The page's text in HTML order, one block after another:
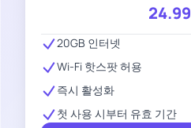
24.99
20GB 인터넷
Wi-Fi 핫스팟 허용
즉시 활성화
첫 사용 시부터 유효 기간